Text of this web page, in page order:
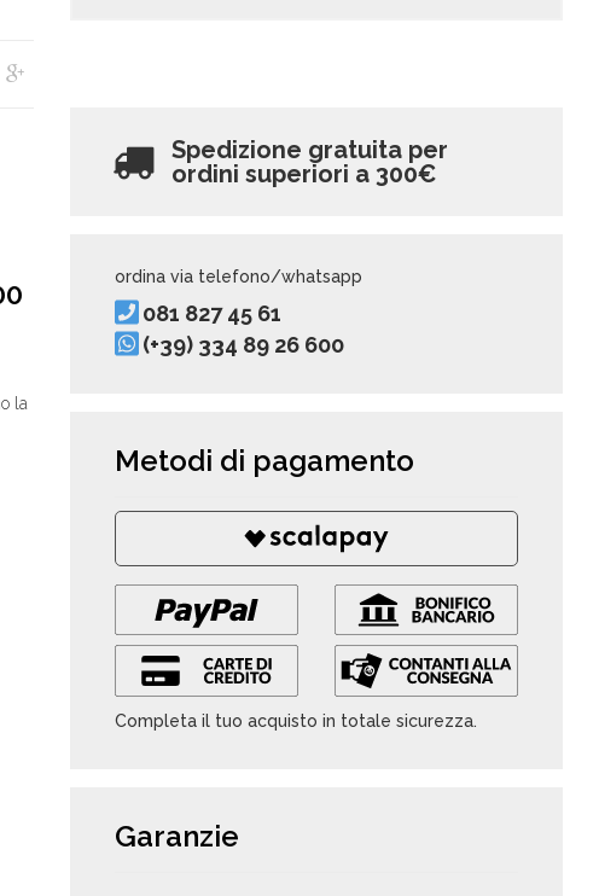
la
Spedizione gratuita per
ordini superiori a 300€
ordina via telefono/whatsapp
081 827 45 61
(+39) 334 89 26 600
Metodi di pagamento
Completa il tuo acquisto in totale sicurezza.
Garanzie